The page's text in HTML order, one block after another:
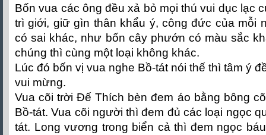
Bốn vua các ông đều xả bỏ mọi thú vui dục lạc
trì giới, giữ gìn thân khẩu ý, công đức của mỗi
có sai khác, như bốn cây phướn có màu sắc
chúng thì cùng một loại không khác.
Lúc đó bốn vị vua nghe Bồ-tát nói thế thì tâm ý
vui mừng.
Vua cõi trời Đế Thích bèn đem áo bằng bông
Bồ-tát. Vua cõi người thì đem đủ các loại ngọc
tát. Long vương trong biển cả thì đem ngọc